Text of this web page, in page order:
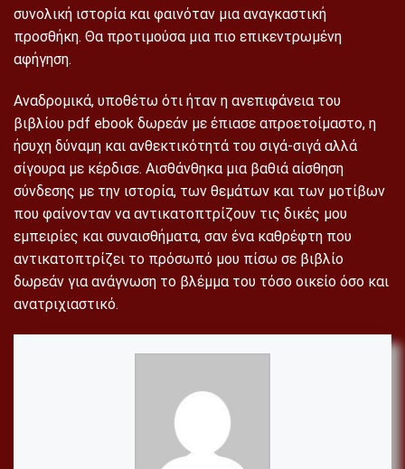
συνολική ιστορία και φαινόταν μια αναγκαστική
προσθήκη. Θα προτιμούσα μια πιο επικεντρωμένη
αφήγηση.
Αναδρομικά, υποθέτω ότι ήταν η ανεπιφάνεια του
βιβλίου pdf ebook δωρεάν με έπιασε απροετοίμαστο, η
ήσυχη δύναμη και ανθεκτικότητά του σιγά-σιγά αλλά
σίγουρα με κέρδισε. Αισθάνθηκα μια βαθιά αίσθηση
σύνδεσης με την ιστορία, των θεμάτων και των μοτίβων
που φαίνονταν να αντικατοπτρίζουν τις δικές μου
εμπειρίες και συναισθήματα, σαν ένα καθρέφτη που
αντικατοπτρίζει το πρόσωπό μου πίσω σε βιβλίο
δωρεάν για ανάγνωση το βλέμμα του τόσο οικείο όσο και
ανατριχιαστικό.